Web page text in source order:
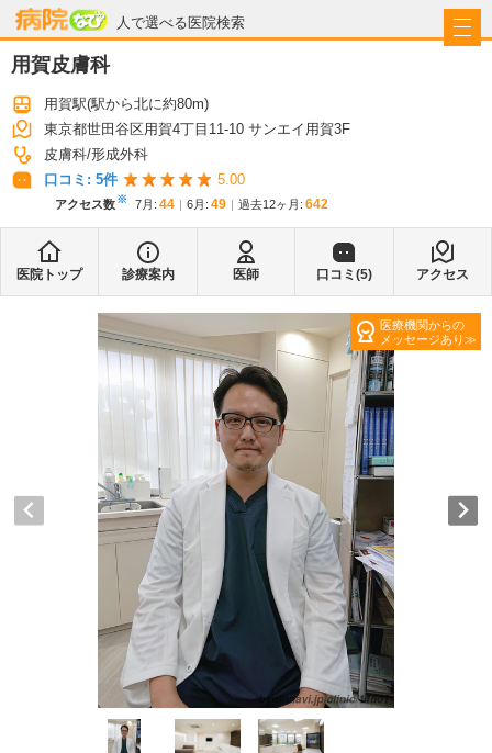
人で選べる医院検索
病院なび
用賀皮膚科
用賀駅(駅から北に約80m)
東京都世田谷区用賀4丁目11-10 サンエイ用賀3F
皮膚科 形成外科
口コミ: 5件 5.00
アクセス数※ 7月 : 44 6月 : 49 過去12ヶ月: 642
医院トップ 診療案内 医師 口コミ(5) アクセス
医療機関からの
メッセージあり